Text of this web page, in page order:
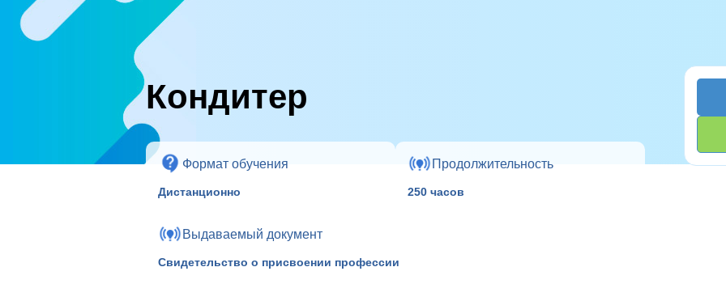
ОБРАЗОВАТЕЛЬНЫЕ ПРОГРАММЫ ПРОФЕССИОНАЛЬНОЙ ПЕРЕПОДГОТОВКИ ПО ЛОГОПЕДИИ И ПЕДАГОГИКЕ
Кондитер
Формат обучения
Дистанционно
Продолжительность
250 часов
Выдаваемый документ
Свидетельство о присвоении профессии